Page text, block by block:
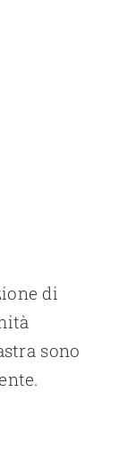
di
sono